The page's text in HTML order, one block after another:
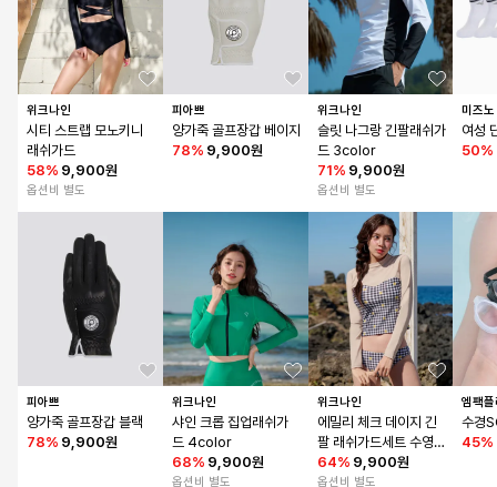
위크나인
시티 스트랩 모노키니
래쉬가드
58% 9,900원
옵션비 별도
피아쁘
양가죽 골프장갑 블랙
78% 9,900원
피아쁘
양가죽 골프장갑 베이지
78% 9,900원
위크나인
샤인 크롭 집업래쉬가
드 4color
68% 9,900원
옵션비 별도
위크나인
슬릿 나그랑 긴팔래쉬가
드 3color
71% 9,900원
옵션비 별도
위크나인
에밀리 체크 데이지 긴
팔 래쉬가드세트 수영
복 비키니
64% 9,900원
옵션비 별도
미즈노
여성
50%
엠팩
수경
45%